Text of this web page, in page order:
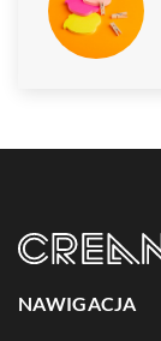
NAWIGACJA